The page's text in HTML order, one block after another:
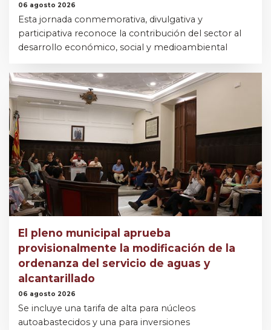
06 agosto 2026
Esta jornada conmemorativa, divulgativa y
participativa reconoce la contribución del sector al
desarrollo económico, social y medioambiental
El pleno municipal aprueba
provisionalmente la modificación de la
ordenanza del servicio de aguas y
alcantarillado
06 agosto 2026
Se incluye una tarifa de alta para núcleos
autoabastecidos y una para inversiones